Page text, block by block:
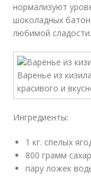
нормализуют
шоколадных
любимой сладости.
Ингредиенты:
1 кг. спелых
800 грамм
пару ложек